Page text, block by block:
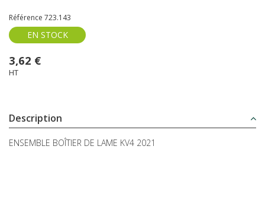
Référence 723.143
EN STOCK
3,62 €
HT
Description
ENSEMBLE BOÎTIER DE LAME KV4 2021